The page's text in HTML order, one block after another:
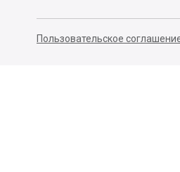
Пользовательское